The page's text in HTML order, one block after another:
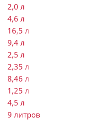
2,0 л
4,6 л
16,5 л
9,4 л
2,5 л
2,35 л
8,46 л
1,25 л
4,5 л
9 литров